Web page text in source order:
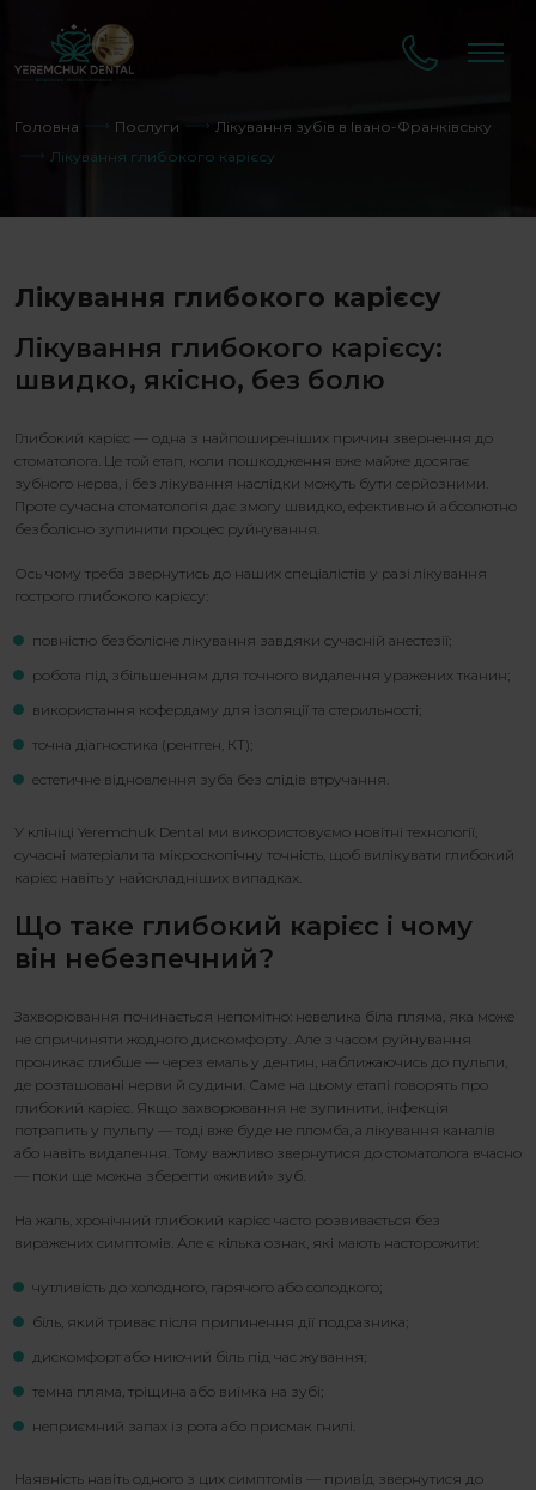
Головна Послуги
Лікування зубів в Івано-Франківську
Лікування глибокого карієсу
Лікування глибокого карієсу
Лікування глибокого карієсу:
швидко, якісно, без болю
Глибокий карієс — одна з найпоширеніших причин звернення до
стоматолога. Це той етап, коли пошкодження вже майже досягає
зубного нерва, і без лікування наслідки можуть бути серйозними.
Проте сучасна стоматологія дає змогу швидко, ефективно й абсолютно
безболісно зупинити процес руйнування.
Ось чому треба звернутись до наших спеціалістів у разі лікування
гострого глибокого карієсу:
повністю безболісне лікування завдяки сучасній анестезії;
робота під збільшенням для точного видалення уражених тканин;
використання кофердаму для ізоляції та стерильності;
точна діагностика (рентген, КТ);
естетичне відновлення зуба без слідів втручання.
У клініці Yeremchuk Dental ми використовуємо новітні технології,
сучасні матеріали та мікроскопічну точність, щоб вилікувати глибокий
карієс навіть у найскладніших випадках.
Що таке глибокий карієс і чому
він небезпечний?
Захворювання починається непомітно: невелика біла пляма, яка може
не спричиняти жодного дискомфорту. Але з часом руйнування
проникає глибше — через емаль у дентин, наближаючись до пульпи,
де розташовані нерви й судини. Саме на цьому етапі говорять про
глибокий карієс. Якщо захворювання не зупинити, інфекція
потрапить у пульпу — тоді вже буде не пломба, а лікування каналів
або навіть видалення. Тому важливо звернутися до стоматолога вчасно
— поки ще можна зберегти «живий» зуб.
На жаль, хронічний глибокий карієс часто розвивається без
виражених симптомів. Але є кілька ознак, які мають насторожити:
чутливість до холодного, гарячого або солодкого;
біль, який триває після припинення дії подразника;
дискомфорт або ниючий біль під час жування;
темна пляма, тріщина або виїмка на зубі;
неприємний запах із рота або присмак гнилі.
Наявність навіть одного з цих симптомів — привід звернутися до